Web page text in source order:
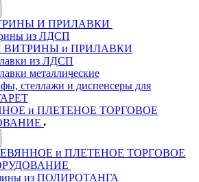
И ПРИЛАВКИ
из ЛДСП
ВИТРИНЫ и ПРИЛАВКИ
из ЛДСП
металлические
стеллажи и диспенсеры для
и ПЛЕТЕНОЕ ТОРГОВОЕ
и ПЛЕТЕНОЕ ТОРГОВОЕ
из ПОЛИРОТАНГА